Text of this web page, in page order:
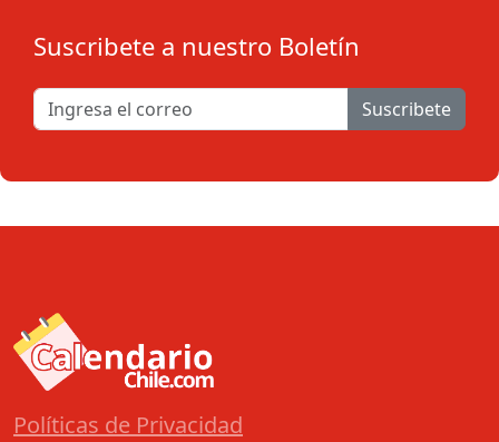
Suscribete a nuestro Boletín
Suscribete
Políticas de Privacidad